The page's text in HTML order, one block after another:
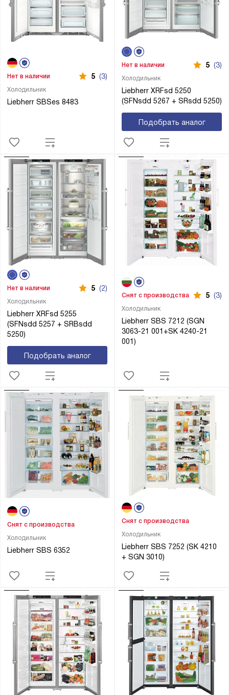
Холодильник
Liebherr SBSes 8483
Нет в наличии 5 (3) Холодильник
Liebherr XRFsd 5250
(SFNsdd 5267 + SRsdd 5250)
Нет в наличии 5 (3)
Подобрать аналог
Холодильник
Liebherr XRFsd 5255
(SFNsdd 5257 + SRBsdd
5250)
Нет в наличии 5 (2)
Подобрать аналог
Холодильник
Liebherr SBS 7212 (SGN
3063-21 001+SK 4240-21
001)
Снят с производства 5 (3)
Холодильник
Liebherr SBS 6352
Снят с производства
Холодильник
Liebherr SBS 7252 (SK 4210
+ SGN 3010)
Снят с производства